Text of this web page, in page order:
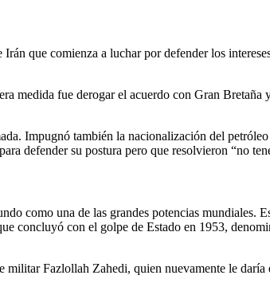
que comienza a luchar por defender los
medida fue derogar el acuerdo con Gran
Impugnó también la nacionalización del
defender su postura pero que resolvieron “no
como una de las grandes potencias
concluyó con el golpe de Estado en 1953,
Fazlollah Zahedi, quien nuevamente le